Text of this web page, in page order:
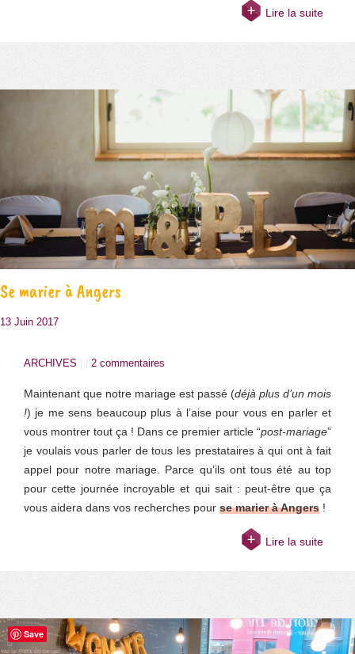
Lire la suite
Se marier à Angers
13 Juin 2017
ARCHIVES 2 commentaires
Maintenant que notre mariage est passé (déjà plus d’un mois
!) je me sens beaucoup plus à l’aise pour vous en parler et
vous montrer tout ça ! Dans ce premier article “post-mariage”
je voulais vous parler de tous les prestataires à qui ont à fait
appel pour notre mariage. Parce qu’ils ont tous été au top
pour cette journée incroyable et qui sait : peut-être que ça
vous aidera dans vos recherches pour se marier à Angers !
Lire la suite
Save